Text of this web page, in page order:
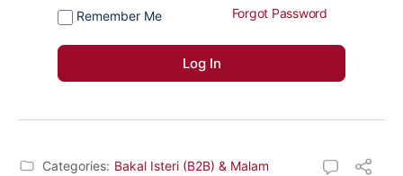
Remember Me Forgot Password
Categories: Bakal Isteri (B2B) & Malam